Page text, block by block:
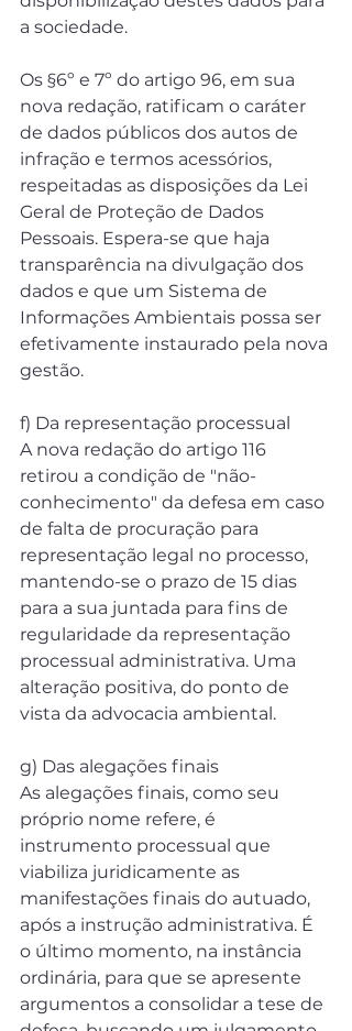
a sociedade.
Os §6º e 7º do artigo 96, em sua
nova redação, ratificam o caráter
de dados públicos dos autos de
infração e termos acessórios,
respeitadas as disposições da Lei
Geral de Proteção de Dados
Pessoais. Espera-se que haja
transparência na divulgação dos
dados e que um Sistema de
Informações Ambientais possa ser
efetivamente instaurado pela nova
gestão.
f) Da representação processual
A nova redação do artigo 116
retirou a condição de "não-
conhecimento" da defesa em caso
de falta de procuração para
representação legal no processo,
mantendo-se o prazo de 15 dias
para a sua juntada para fins de
regularidade da representação
processual administrativa. Uma
alteração positiva, do ponto de
vista da advocacia ambiental.
g) Das alegações finais
As alegações finais, como seu
próprio nome refere, é
instrumento processual que
viabiliza juridicamente as
manifestações finais do autuado,
após a instrução administrativa. É
o último momento, na instância
ordinária, para que se apresente
argumentos a consolidar a tese de